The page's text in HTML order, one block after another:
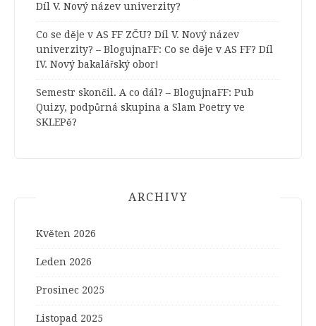
Díl V. Nový název univerzity?
Co se děje v AS FF ZČU? Díl V. Nový název
univerzity? – BlogujnaFF: Co se děje v AS FF? Díl
IV. Nový bakalářský obor!
Semestr skončil. A co dál? – BlogujnaFF: Pub
Quizy, podpůrná skupina a Slam Poetry ve
SKLEPě?
ARCHIVY
Květen 2026
Leden 2026
Prosinec 2025
Listopad 2025